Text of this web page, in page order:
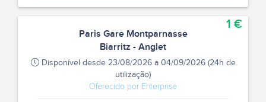
Paris Gare Montparnasse
Biarritz - Anglet
Disponível desde 23/08/2026 a 04/09/2026 (24h de
utilização)
Oferecido por Enterprise
1 €